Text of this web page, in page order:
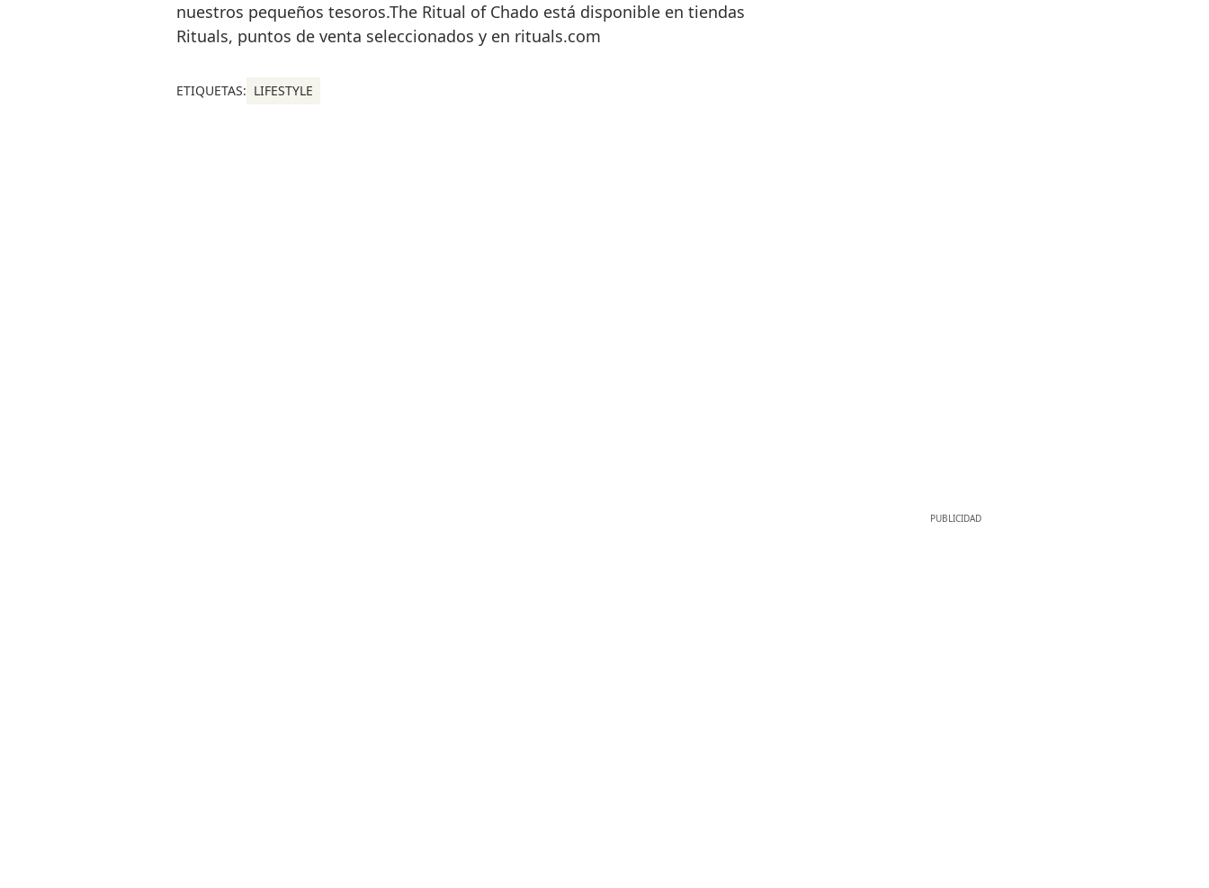
nuestros pequeños tesoros.The Ritual of Chado está disponible en tiendas
Rituals, puntos de venta seleccionados y en rituals.com
ETIQUETAS: LIFESTYLE